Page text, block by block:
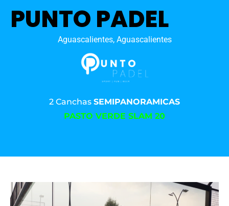
PUNTO PADEL
Aguascalientes, Aguascalientes
2 Canchas SEMIPANORAMICAS
PASTO VERDE SLAM 20